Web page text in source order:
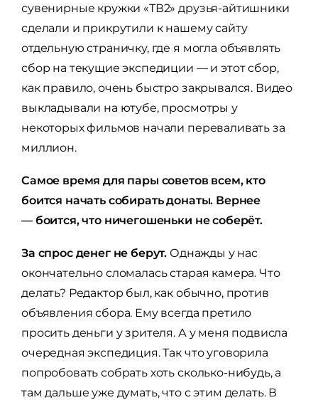
сувенирные кружки «ТВ2» друзья-айтишники
сделали и прикрутили к нашему сайту
отдельную страничку, где я могла объявлять
сбор на текущие экспедиции — и этот сбор,
как правило, очень быстро закрывался. Видео
выкладывали на ютубе, просмотры у
некоторых фильмов начали переваливать за
миллион.
Самое время для пары советов всем, кто
боится начать собирать донаты. Вернее
— боится, что ничегошеньки не соберёт.
За спрос денег не берут. Однажды у нас
окончательно сломалась старая камера. Что
делать? Редактор был, как обычно, против
объявления сбора. Ему всегда претило
просить деньги у зрителя. А у меня подвисла
очередная экспедиция. Так что уговорила
попробовать собрать хоть сколько-нибудь, а
там дальше уже думать, что с этим делать. В